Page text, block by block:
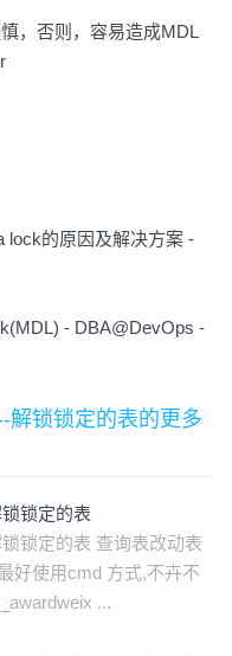
，否则，容易造成MDL
lock的原因及解决方案 -
- DBA@DevOps -
解锁锁定的表的更多
锁定的表
锁定的表 查询表改动表
好使用cmd 方式,不卉不
...